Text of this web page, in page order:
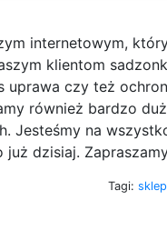
internetowym,
klientom
uprawa czy też
również bardzo
Jesteśmy na
dzisiaj.
Tagi: